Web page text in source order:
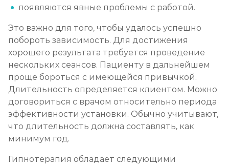
Кодирование препаратом Тетлонг 250
Кодирование Колме
от 3 600 ₽ Записаться
Кодирование с провокацией
от 3 200 ₽ Записаться
Кодирование СИТ
от 4 300 ₽ Записаться
появляются явные проблемы с работой.
Это важно для того, чтобы удалось успешно
побороть зависимость. Для достижения
хорошего результата требуется проведение
нескольких сеансов. Пациенту в дальнейшем
проще бороться с имеющейся привычкой.
Длительность определяется клиентом. Можно
договориться с врачом относительно периода
эффективности установки. Обычно учитывают,
что длительность должна составлять, как
минимум год.
Гипнотерапия обладает следующими